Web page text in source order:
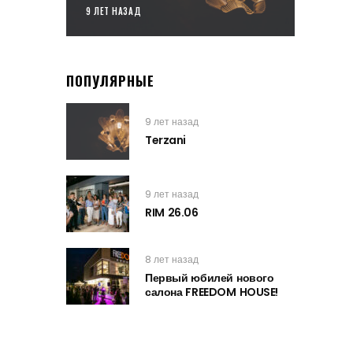
9 ЛЕТ НАЗАД
ПОПУЛЯРНЫЕ
9 лет назад
Terzani
9 лет назад
RIM 26.06
8 лет назад
Первый юбилей нового
салона FREEDOM HOUSE!